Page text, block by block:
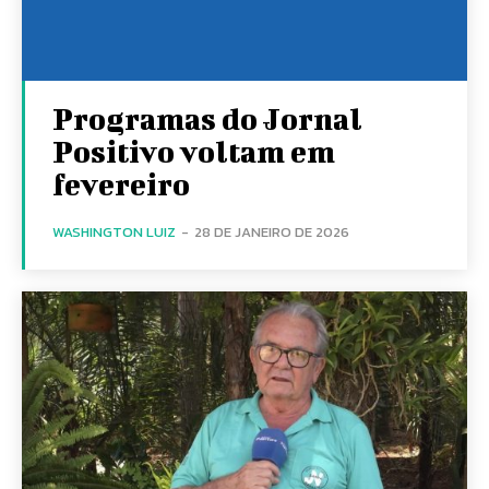
Programas do Jornal
Positivo voltam em
fevereiro
WASHINGTON LUIZ - 28 DE JANEIRO DE 2026